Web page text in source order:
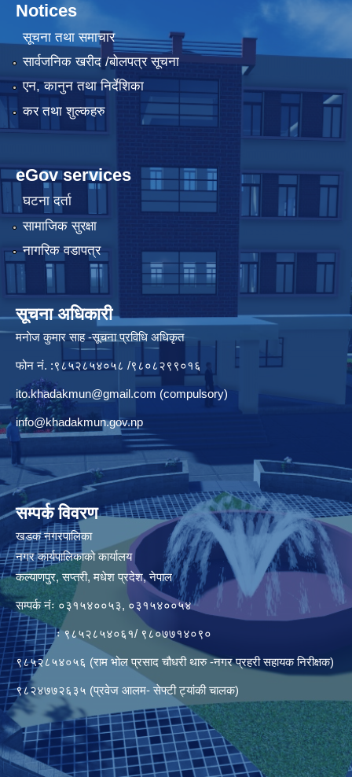
Notices
सूचना तथा समाचार
सार्वजनिक खरीद /बोलपत्र सूचना
एन, कानुन तथा निर्देशिका
कर तथा शुल्कहरु
eGov services
घटना दर्ता
सामाजिक सुरक्षा
नागरिक वडापत्र
सूचना अधिकारी
मनाेज कुमार साह -सूचना प्रविधि अधिकृत
फोन नं. :९८५२८५४०५८ /९८०८२९९०१६
ito.khadakmun@gmail.com (compulsory)
info@khadakmun.gov.np
सम्पर्क विवरण
खडक नगरपालिका
नगर कार्यपालिकाको कार्यालय
कल्याणपुर, सप्तरी, मधेश प्रदेश, नेपाल
सम्पर्क नंः ०३१५४००५३, ०३१५४००५४
ः ९८५२८५४०६१/ ९८०७७१४०९०
९८५२८५४०५६ (राम भोल प्रसाद चौधरी थारु -नगर प्रहरी सहायक निरीक्षक)
९८२४७७२६३५ (प्रवेज आलम- सेफ्टी ट्यांकी चालक)